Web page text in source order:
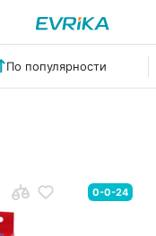
По популярности
0-0-24